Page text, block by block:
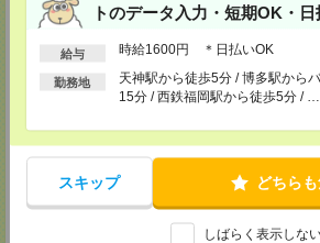
トのデータ入力・短期OK・
給与 時給1600円 ＊日払いOK
勤務地
天神駅から徒歩5分 / 博多駅から
15分 / 西鉄福岡駅から徒歩5分 / …
スキップ どちら
しばらく表示しな
〒892-0846
鹿児島市加治屋町 15-9 大同生命鹿児島ビル 9F
TEL：099-239-1070
担当：採用担当
ケアサービス福岡支店
多 3F（25.3.17～）
TEL：092-517-3686
〒802-0003 福岡県北九州市小倉北区米町 1-1-